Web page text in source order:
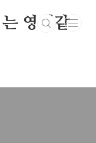
영원같